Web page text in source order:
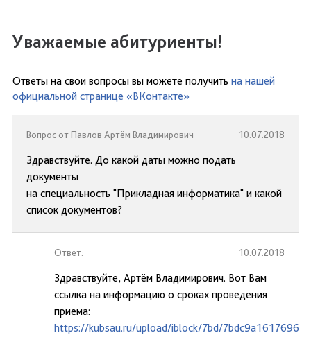
Уважаемые абитуриенты!
Ответы на свои вопросы вы можете получить на нашей
официальной странице «ВКонтакте»
Вопрос от Павлов Артём Владимирович 10.07.2018
Здравствуйте. До какой даты можно подать
документы
на специальность "Прикладная информатика" и какой
список документов?
Ответ: 10.07.2018
Здравствуйте, Артём Владимирович. Вот Вам
ссылка на информацию о сроках проведения
приема:
https://kubsau.ru/upload/iblock/7bd/